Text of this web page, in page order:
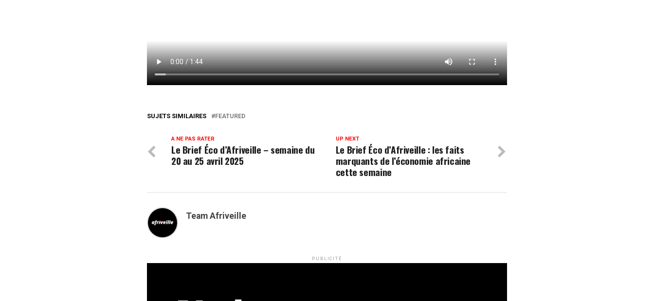
SUJETS SIMILAIRES FEATURED
UP NEXT
Le Brief Éco d’Afriveille : les faits
marquants de l’économie africaine
cette semaine
A NE PAS RATER
Le Brief Éco d’Afriveille – semaine du
20 au 25 avril 2025
Team Afriveille
PUBLICITÉ